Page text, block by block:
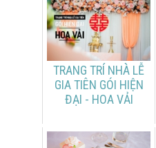
TRANG TRÍ NHÀ LỄ
GIA TIÊN GÓI HIỆN
ĐẠI - HOA VẢI